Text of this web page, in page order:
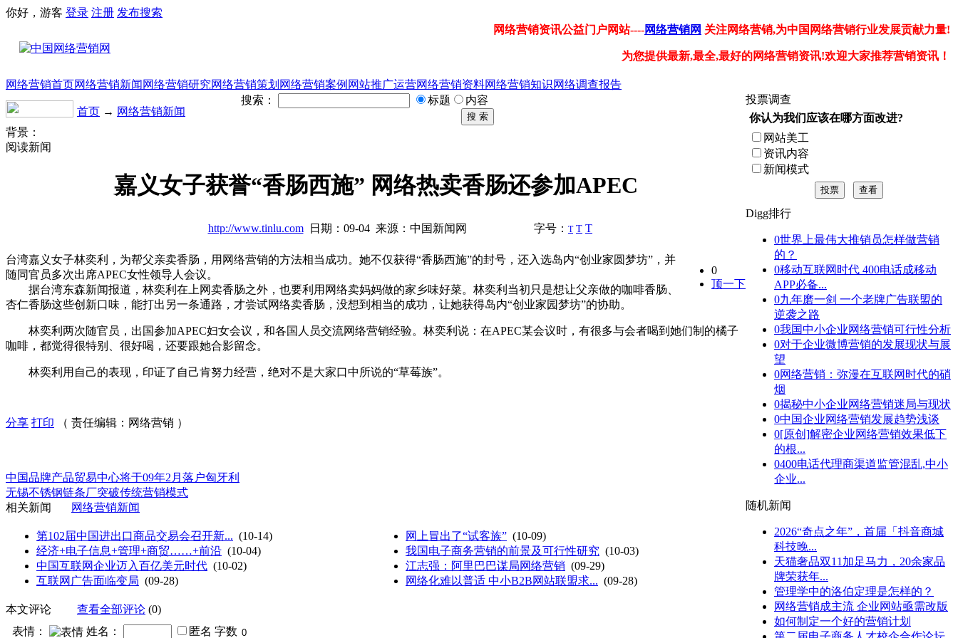
你好，游客 登录 注册 发布搜索
网络营销资讯公益门户网站----网络营销网 关注网络营销,为中国网络营销行业发展贡献力量!
为您提供最新,最全,最好的网络营销资讯!欢迎大家推荐营销资讯！
网络营销首页网络营销新闻 网络营销研究网络营销策划 网络营销案例 网站推广运营网络营销资料网络营销知识网络调查报告
首页 → 网络营销新闻
搜索： 标题 内容
搜 索
背景：
阅读新闻
嘉义女子获誉“香肠西施” 网络热卖香肠还参加APEC
http://www.tinlu.com日期：09-04 来源：中国新闻网 字号： T T T
0
顶一下
台湾嘉义女子林奕利，为帮父亲卖香肠，用网络营销的方法相当成功。她不仅获得“香肠西施”的封号，还入选岛内“创业家圆梦坊”，并
随同官员多次出席APEC女性领导人会议。
据台湾东森新闻报道，林奕利在上网卖香肠之外，也要利用网络卖妈妈做的家乡味好菜。林奕利当初只是想让父亲做的咖啡香肠、
杏仁香肠这些创新口味，能打出另一条通路，才尝试网络卖香肠，没想到相当的成功，让她获得岛内“创业家园梦坊”的协助。
林奕利两次随官员，出国参加APEC妇女会议，和各国人员交流网络营销经验。林奕利说：在APEC某会议时，有很多与会者喝到她们制的橘子
咖啡，都觉得很特别、很好喝，还要跟她合影留念。
林奕利用自己的表现，印证了自己肯努力经营，绝对不是大家口中所说的“草莓族”。
分享 打印 （ 责任编辑：网络营销 ）
中国品牌产品贸易中心将于09年2月落户匈牙利
无锡不锈钢链条厂突破传统营销模式
相关新闻
网络营销新闻
第102届中国进出口商品交易会召开新... (10-14)
经济+电子信息+管理+商贸……+前沿 (10-04)
中国互联网企业迈入百亿美元时代 (10-02)
互联网广告面临变局 (09-28)
网上冒出了“试客族” (10-09)
我国电子商务营销的前景及可行性研究 (10-03)
江志强：阿里巴巴谋局网络营销 (09-29)
网络化难以普适 中小B2B网站联盟求... (09-28)
本文评论 查看全部评论 (0)
表情：
姓名： 匿名 字数
投票调查
你认为我们应该在哪方面改进?
网站美工
资讯内容
新闻模式
投票 查看
Digg排行
0世界上最伟大推销员怎样做营销
的？
0移动互联网时代 400电话成移动
APP必备...
0九年磨一剑 一个老牌广告联盟的
逆袭之路
0我国中小企业网络营销可行性分析
0对于企业微博营销的发展现状与展
望
0网络营销：弥漫在互联网时代的硝
烟
0揭秘中小企业网络营销迷局与现状
0中国企业网络营销发展趋势浅谈
0[原创]解密企业网络营销效果低下
的根...
0400电话代理商渠道监管混乱,中小
企业...
随机新闻
2026“奇点之年”，首届「抖音商城
科技晚...
天猫奢品双11加足马力，20余家品
牌荣获年...
管理学中的洛伯定理是怎样的？
网络营销成主流 企业网站亟需改版
如何制定一个好的营销计划